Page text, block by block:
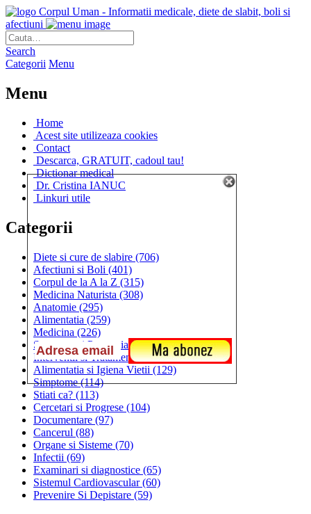
Corpul Uman - Informatii medicale, diete de slabit, boli si
afectiuni
Search
Categorii Menu
Menu
Home
Acest site utilizeaza cookies
Contact
Descarca, GRATUIT, cadoul tau!
Dictionar medical
Dr. Cristina IANUC
Linkuri utile
Categorii
Diete si cure de slabire (706)
Afectiuni si Boli (401)
Corpul de la A la Z (315)
Medicina Naturista (308)
Anatomie (295)
Alimentatia (259)
Medicina (226)
Sanatatea si Preventia(170)
Interventii si Tratamente(167)
Alimentatia si Igiena Vietii (129)
Simptome(114)
Stiati ca? (113)
Cercetari si Progrese (104)
Documentare (97)
Cancerul (88)
Organe si Sisteme (70)
Infectii (69)
Examinari si diagnostice (65)
Sistemul Cardiovascular(60)
Prevenire Si Depistare (59)